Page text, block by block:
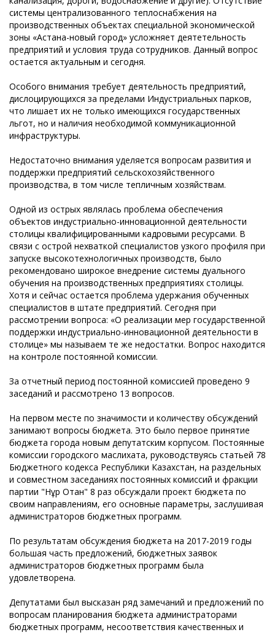
системы централизованного теплоснабжения на
производственных объектах специальной экономической
зоны «Астана-новый город» усложняет деятетельность
предприятий и условия труда сотрудников. Данный вопрос
остается актуальным и сегодня.
Особого внимания требует деятельность предприятий,
дислоцирующихся за пределами Индустриальных парков,
что лишает их не только имеющихся государственных
льгот, но и наличия необходимой коммуникационной
инфраструктуры.
Недостаточно внимания уделяется вопросам развития и
поддержки предприятий сельскохозяйственного
производства, в том числе тепличным хозяйствам.
Одной из острых являлась проблема обеспечения
объектов индустриально-инновационной деятельности
столицы квалифицированными кадровыми ресурсами. В
связи с острой нехваткой специалистов узкого профиля при
запуске высокотехнологичных производств, было
рекомендовано широкое внедрение системы дуального
обучения на производственных предприятиях столицы.
Хотя и сейчас остается проблема удержания обученных
специалистов в штате предприятий. Сегодня при
рассмотрении вопроса: «О реализации мер государственной
поддержки индустриально-инновационной деятельности в
столице» мы называем те же недостатки. Вопрос находится
на контроле постоянной комиссии.
За отчетный период постоянной комиссией проведено 9
заседаний и рассмотрено 13 вопросов.
На первом месте по значимости и количеству обсуждений
занимают вопросы бюджета. Это было первое принятие
бюджета города новым депутатским корпусом. Постоянные
комиссии городского маслихата, руководствуясь статьей 78
Бюджетного кодекса Республики Казахстан, на раздельных
и совместном заседаниях постоянных комиссий и фракции
партии "Нұр Отан" 8 раз обсуждали проект бюджета по
своим направлениям, его основные параметры, заслушивая
администраторов бюджетных программ.
По результатам обсуждения бюджета на 2017-2019 годы
большая часть предложений, бюджетных заявок
администраторов бюджетных программ была
удовлетворена.
Депутатами был высказан ряд замечаний и предложений по
вопросам планирования бюджета администраторами
бюджетных программ, несоответствия качественных и